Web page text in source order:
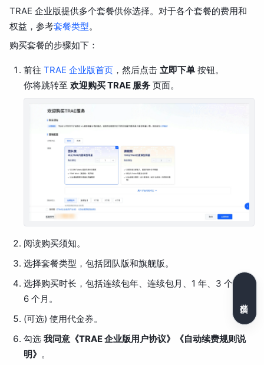
TRAE 企业版提供多个套餐供你选择。对于各个套餐的费用和
权益，参考套餐类型。
购买套餐的步骤如下：
前往 TRAE 企业版首页 ，然后点击 立即下单 按钮。
你将跳转至 欢迎购买 TRAE 服务 页面。
阅读购买须知。
选择套餐类型，包括团队版和旗舰版。
选择购买时长，包括连续包年、连续包月、1 年、3 个月、
6 个月。
(可选) 使用代金券。
勾选 我同意《TRAE 企业版用户协议》《自动续费规则说
明》 。